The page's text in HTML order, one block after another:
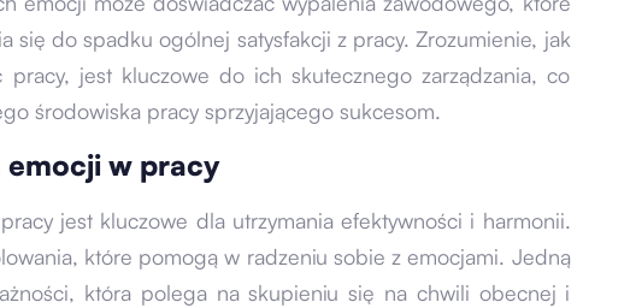
się do spadku ogólnej satysfakcji z pracy. Zrozumienie, jak
pracy, jest kluczowe do ich skutecznego zarządzania, co
środowiska pracy sprzyjającego sukcesom.
w pracy
jest kluczowe dla utrzymania efektywności i harmonii.
które pomogą w radzeniu sobie z emocjami. Jedną
która polega na skupieniu się na chwili obecnej i